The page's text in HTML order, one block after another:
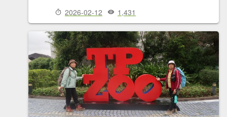
2026-02-12 1,431